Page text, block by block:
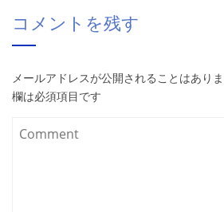
コメントを残す
メールアドレスが公開されることはありま
欄は必須項目です